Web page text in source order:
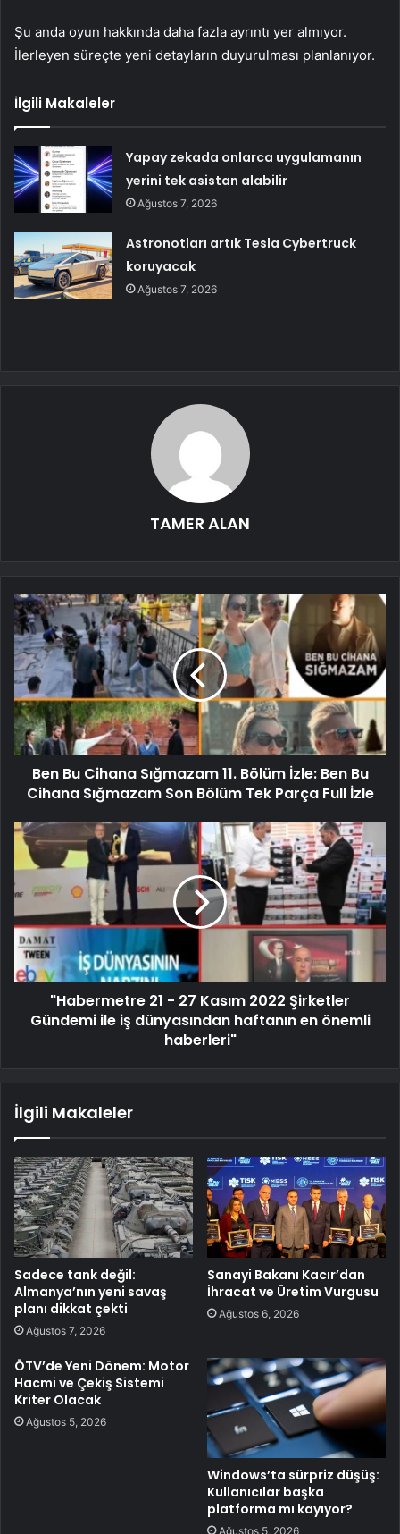
Şu anda oyun hakkında daha fazla ayrıntı yer almıyor.
İlerleyen süreçte yeni detayların duyurulması planlanıyor.
İlgili Makaleler
Yapay zekada onlarca uygulamanın
yerini tek asistan alabilir
Ağustos 7, 2026
Astronotları artık Tesla Cybertruck
koruyacak
Ağustos 7, 2026
TAMER ALAN
Ben Bu Cihana Sığmazam 11. Bölüm İzle: Ben Bu
Cihana Sığmazam Son Bölüm Tek Parça Full İzle
"Habermetre 21 - 27 Kasım 2022 Şirketler
Gündemi ile iş dünyasından haftanın en önemli
haberleri"
İlgili Makaleler
Sadece tank değil:
Almanya’nın yeni savaş
planı dikkat çekti
Ağustos 7, 2026
Sanayi Bakanı Kacır’dan
İhracat ve Üretim Vurgusu
Ağustos 6, 2026
ÖTV’de Yeni Dönem: Motor
Hacmi ve Çekiş Sistemi
Kriter Olacak
Ağustos 5, 2026
Windows’ta sürpriz düşüş:
Kullanıcılar başka
platforma mı kayıyor?
Ağustos 5, 2026